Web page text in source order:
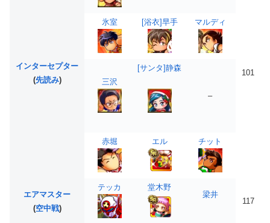
インターセプター
(先読み)
氷室 [浴衣]早手 マルディ
101
三沢
[サンタ]静森
–
エアマスター
(空中戦)
赤堀 エル チット
117
テッカ
堂木野
梁井